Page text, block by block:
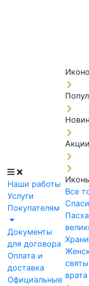
Наши работы
Услуги
Покупателям
Документы
для договора
Оплата и
доставка
Официальные
Акции
Все
врата